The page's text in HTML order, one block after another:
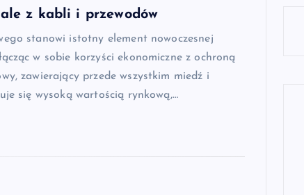
z kabli i przewodów
stanowi istotny element nowoczesnej
w sobie korzyści ekonomiczne z ochroną
zawierający przede wszystkim miedź i
się wysoką wartością rynkową,…